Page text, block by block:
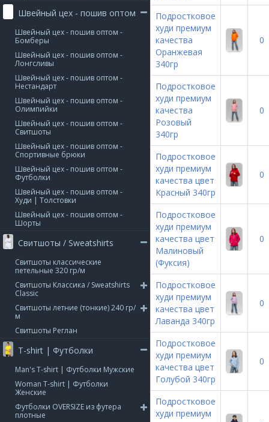
Швейный цех - пошив оптом
Швейный цех - пошив оптом -
Бомберы
Швейный цех - пошив оптом -
Лонгсливы
Швейный цех - пошив оптом -
Нестандарт
Швейный цех - пошив оптом -
Олимпийки
Швейный цех - пошив оптом -
Свитшоты
Швейный цех - пошив оптом -
Спортивные брюки
Швейный цех - пошив оптом -
Футболки
Швейный цех - пошив оптом -
Худи | Толстовки
Швейный цех - пошив оптом -
Шорты
Свитшоты / Sweatshirts
Свитшоты классические
петельные 320 гр/м
Свитшоты Классика / Sweatshirts
Classic
Свитшоты летние (тонкие) 240 гр/
м
Свитшоты Реглан
T-shirt | Футболки
Man's T-shirt | Футболки Мужские
Woman T-shirt | Футболки
Женские
Футболки OVERSIZE из футера
плотные
Подростковое
худи премиум
качества
Оранжевая
340гр
0
Подростковое
худи премиум
качества
Розовый
340гр
0
Подростковое
худи премиум
качества цвет
Красный 340гр
0
Подростковое
худи премиум
качества цвет
Малиновый
(Фуксия)
0
Подростковое
худи премиум
качества цвет
Лаванда 340гр
0
Подростковое
худи премиум
качества цвет
Голубой 340гр
0
Подростковое
худи премиум